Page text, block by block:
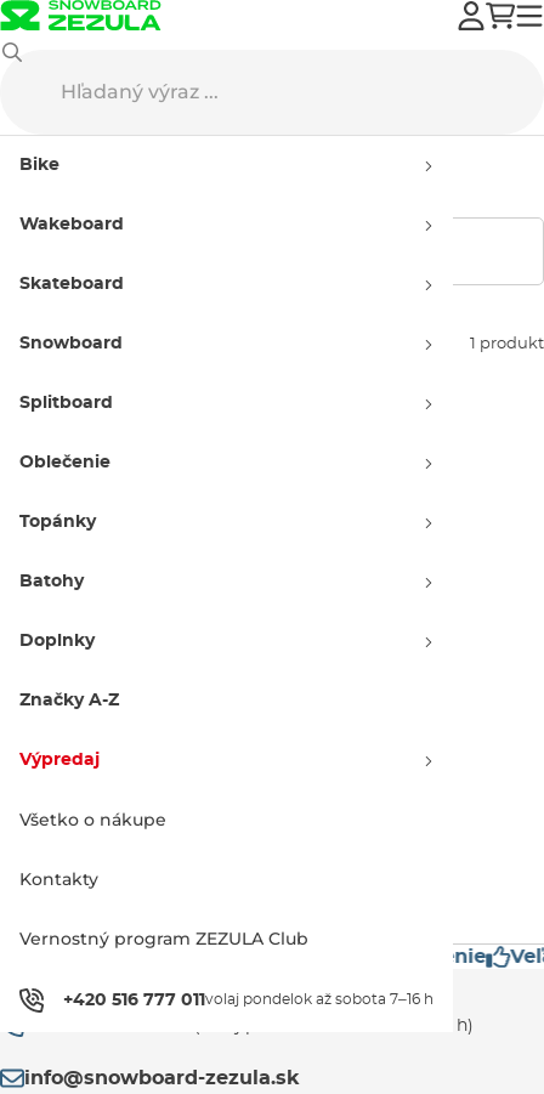
Bike
Wakeboard
Skateboard
Snowboard
Splitboard
Oblečenie
Topánky
Batohy
Doplnky
Značky A-Z
Výpredaj
Všetko o nákupe
Kontakty
Vernostný program ZEZULA Club
+420 516 777 011 volaj pondelok až sobota 7–16 h
Detské rukavice Volcom
Zoradiť podľa: 1 produkt
Výpredaj -30 %
JR M JR L
blurred violet
Mimoriadne rýchle doručenie
(volaj pondelok až sobota 7–16 h)
info@snowboard-zezula.sk